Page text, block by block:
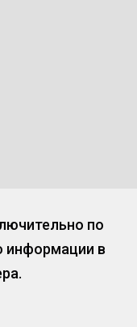
по
информации в